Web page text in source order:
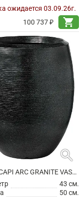
ожидается 03.09.26г.
100 737 ₽
shopping_cart
search
КАШПО CAPI ARC GRANITE VASE ELEGANT DELUXE BLACK
43 см.
50 см.